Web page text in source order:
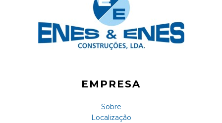
EMPRESA
Sobre
Localização